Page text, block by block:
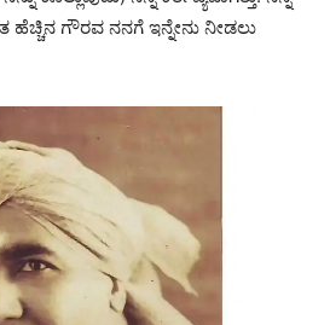
ಗೌರವ ನನಗೆ ಇನ್ನೇನು ನೀಡಲು